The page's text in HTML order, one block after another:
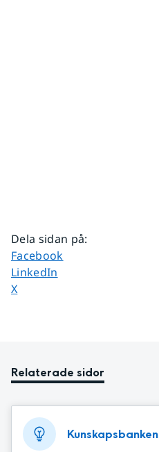
Dela sidan på:
Dela sidan på
Facebook
Dela sidan på
LinkedIn
Dela sidan på
X
Relaterade sidor
Kunskapsbanken